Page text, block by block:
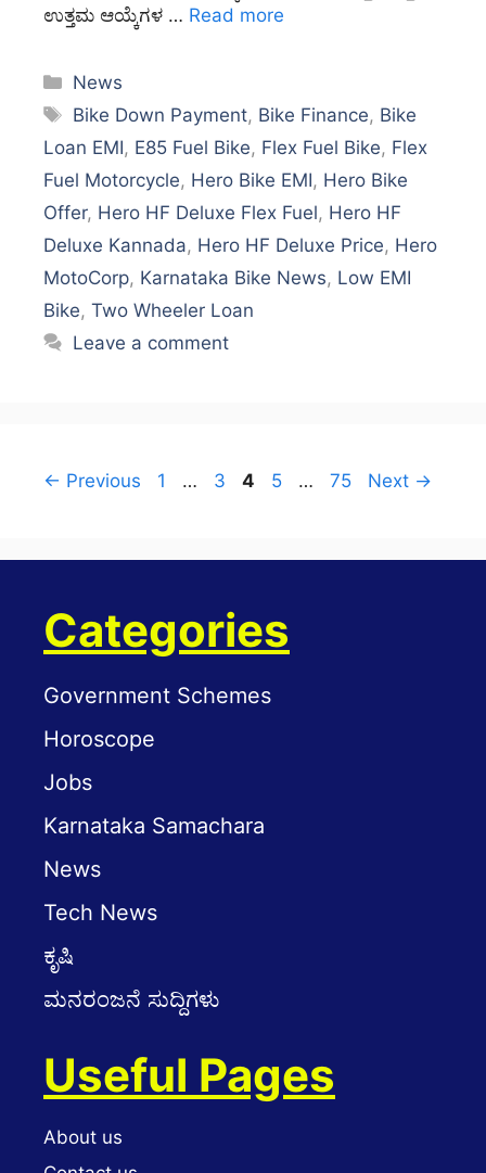
ಉತ್ತಮ ಆಯ್ಕೆಗಳ … Read more
Categories
News
Tags
Bike Down Payment, Bike Finance, Bike
Loan EMI, E85 Fuel Bike, Flex Fuel Bike, Flex
Fuel Motorcycle, Hero Bike EMI, Hero Bike
Offer, Hero HF Deluxe Flex Fuel, Hero HF
Deluxe Kannada, Hero HF Deluxe Price, Hero
MotoCorp, Karnataka Bike News, Low EMI
Bike, Two Wheeler Loan
Leave a comment
← Previous Page
1 … Page
3 Page
4 Page
5 … Page
75 Next →
Categories
Government Schemes
Horoscope
Jobs
Karnataka Samachara
News
Tech News
ಕೃಷಿ
ಮನರಂಜನೆ ಸುದ್ದಿಗಳು
Useful Pages
About us